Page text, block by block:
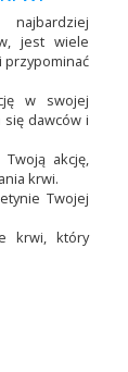
jest wiele
przypominać
w swojej
się dawców i
akcję,
krwi.
Twojej
krwi, który